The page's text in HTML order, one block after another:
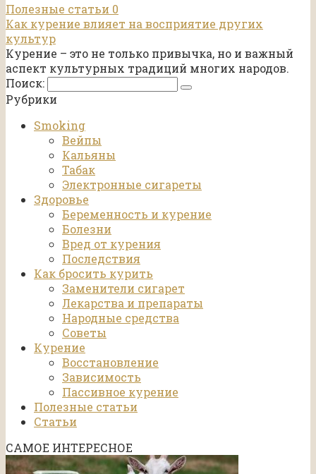
Полезные статьи 0
Как курение влияет на восприятие других
культур
Курение – это не только привычка, но и важный
аспект культурных традиций многих народов.
Поиск:
Рубрики
Smoking
Вейпы
Кальяны
Табак
Электронные сигареты
Здоровье
Беременность и курение
Болезни
Вред от курения
Последствия
Как бросить курить
Заменители сигарет
Лекарства и препараты
Народные средства
Советы
Курение
Восстановление
Зависимость
Пассивное курение
Полезные статьи
Статьи
САМОЕ ИНТЕРЕСНОЕ